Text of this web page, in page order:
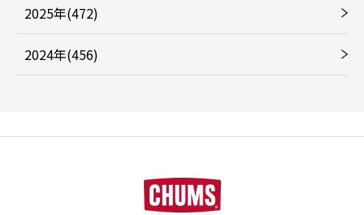
2025年(472)
2024年(456)